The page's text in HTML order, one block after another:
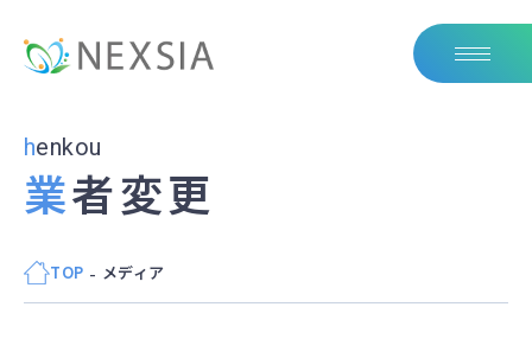
henkou
業者変更
TOP メディア